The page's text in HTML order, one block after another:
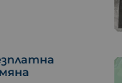
води на